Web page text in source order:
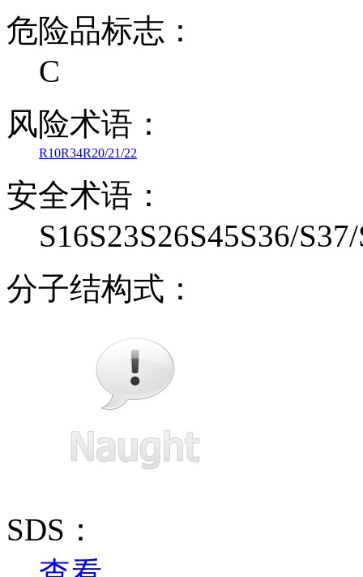
危险品标志：
C
风险术语：
R10R34R20/21/22
安全术语：
S16S23S26S45S36/
分子结构式：
SDS：